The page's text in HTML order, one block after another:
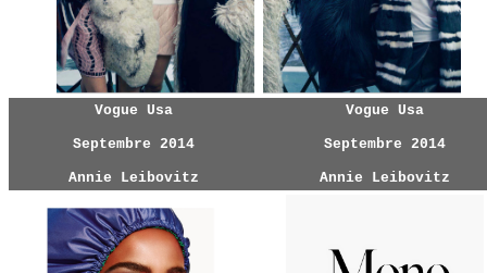
Vogue Usa
Septembre 2014
Annie Leibovitz
Vogue Usa
Septembre 2014
Annie Leibovitz